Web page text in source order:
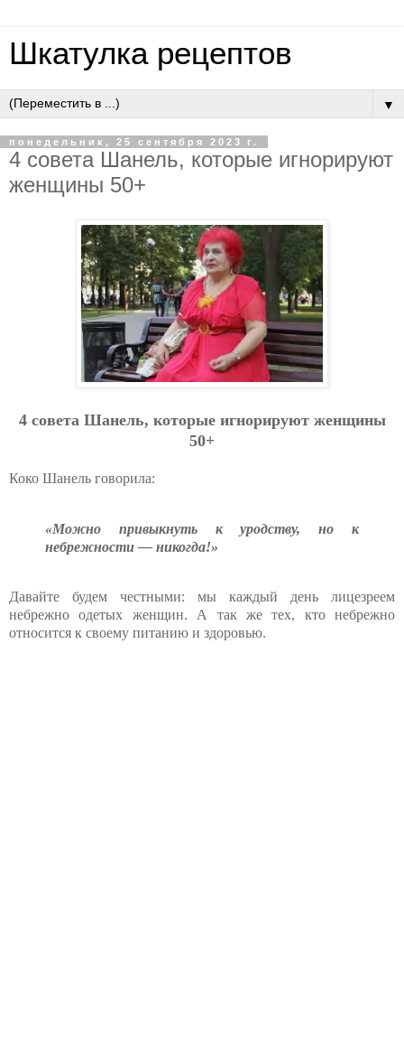
Шкатулка рецептов
▼
понедельник, 25 сентября 2023 г.
4 совета Шанель, которые игнорируют
женщины 50+
4 совета Шанель, которые игнорируют женщины
50+
Коко Шанель говорила:
«Можно привыкнуть к уродству, но к
небрежности — никогда!»
Давайте будем честными: мы каждый день лицезреем
небрежно одетых женщин. А так же тех, кто небрежно
относится к своему питанию и здоровью.